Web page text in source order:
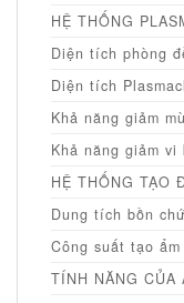
HỆ THỐNG
Diện tích phòng
Diện tích
Khả năng giảm
Khả năng giảm
HỆ THỐNG TẠO
Dung tích bồn
Công suất tạo
TÍNH NĂNG CỦA